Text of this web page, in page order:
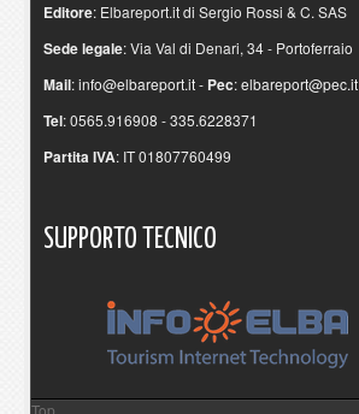
Editore: Elbareport.it di Sergio Rossi & C. SAS
Sede legale: Via Val di Denari, 34 - Portoferraio
Mail:info@elbareport.it- Pec:elbareport@pec.it
Tel: 0565.916908 - 335.6228371
Partita IVA: IT 01807760499
SUPPORTO TECNICO